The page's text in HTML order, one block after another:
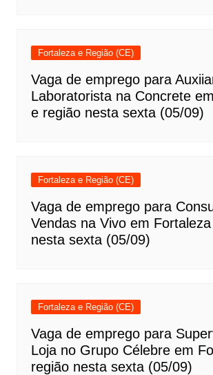
Fortaleza e Região (CE)
Vaga de emprego para
Laboratorista na Concrete
e região nesta sexta (05/09)
Fortaleza e Região (CE)
Vaga de emprego para
Vendas na Vivo em
nesta sexta (05/09)
Fortaleza e Região (CE)
Vaga de emprego para
Loja no Grupo Célebre em
região nesta sexta (05/09)